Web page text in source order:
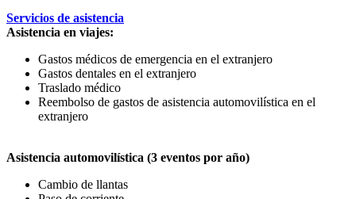
Servicios de asistencia
Asistencia en viajes:
Gastos médicos de emergencia en el extranjero
Gastos dentales en el extranjero
Traslado médico
Reembolso de gastos de asistencia automovilística en el
extranjero
Asistencia automovilística (3 eventos por año)
Cambio de llantas